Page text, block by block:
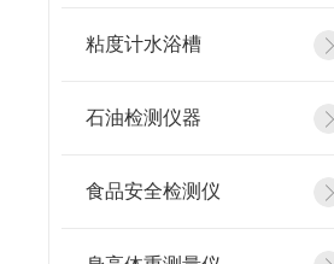
粘度计水浴槽
石油检测仪器
食品安全检测仪